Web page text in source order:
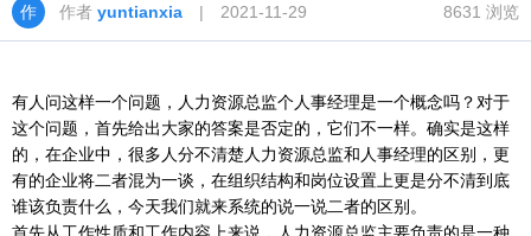
作者 yuntianxia | 2021-11-29 8631 浏览
有人问这样一个问题，人力资源总监个人事经理是一个概念吗？对于
这个问题，首先给出大家的答案是否定的，它们不一样。确实是这样
的，在企业中，很多人分不清楚人力资源总监和人事经理的区别，更
有的企业将二者混为一谈，在组织结构和岗位设置上更是分不清到底
谁该负责什么，今天我们就来系统的说一说二者的区别。
首先从工作性质和工作内容上来说，人力资源总监主要负责的是一种